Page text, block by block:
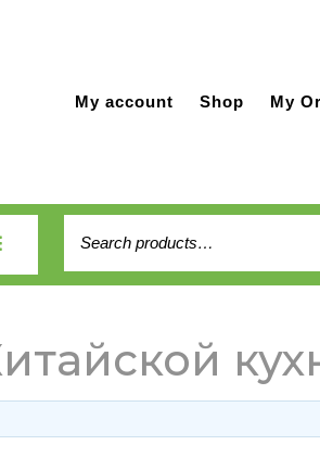
My account Shop My
for: